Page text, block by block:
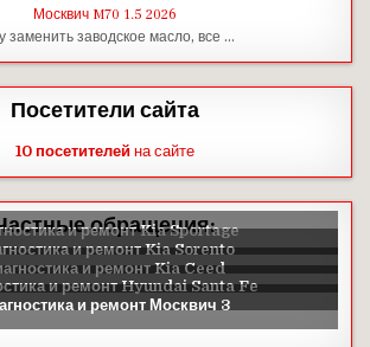
Москвич M70 1.5 2026
заменить заводское масло, все …
Посетители сайта
10 посетителейна сайте
обращения: